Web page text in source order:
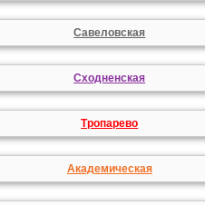
Савеловская
Сходненская
Тропарево
Академическая